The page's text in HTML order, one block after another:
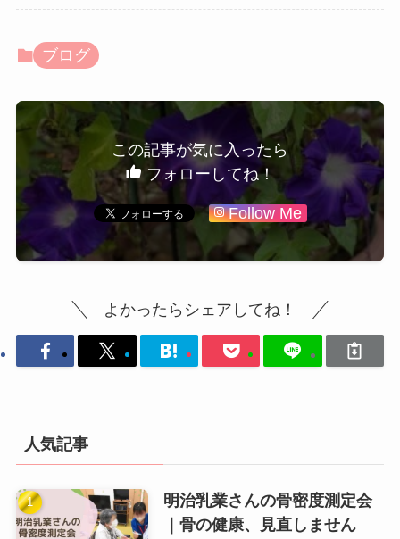
ブログ
この記事が気に入ったら
フォローしてね！
Follow Me
よかったらシェアしてね！
人気記事
明治乳業さんの骨密度測定会
｜骨の健康、見直しません